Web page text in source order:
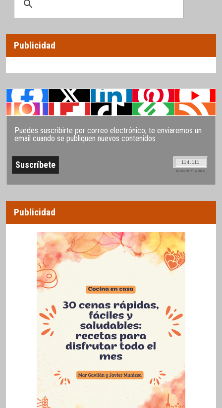
Publicidad
Puedes suscribirte por correo electrónico, te enviaremos un
email cuando se publiquen nuevos contenidos
114.111
SUSCRIPTORES
Publicidad